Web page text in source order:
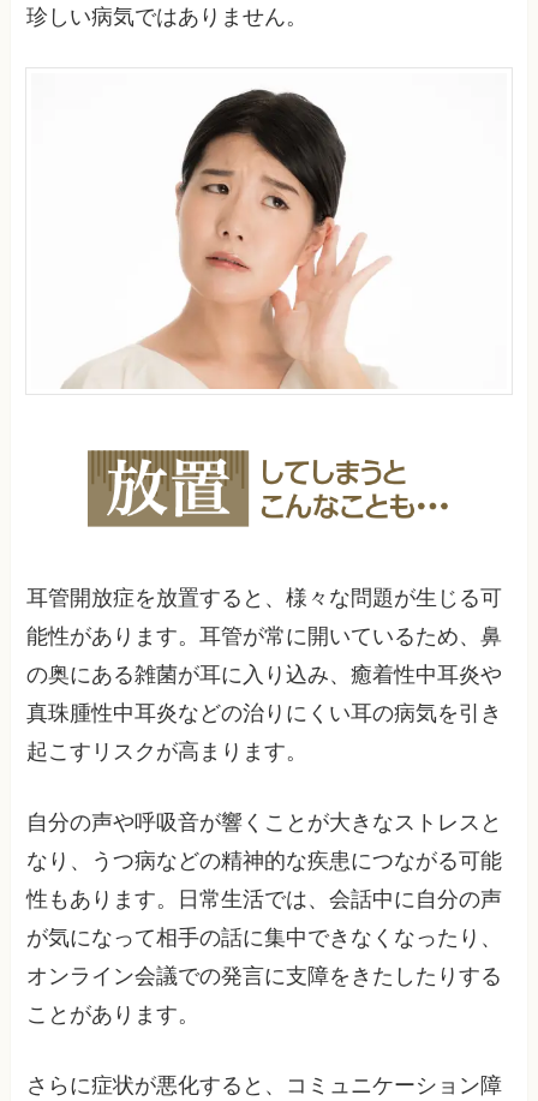
珍しい病気ではありません。
耳管開放症を放置すると、様々な問題が生じる可
能性があります。耳管が常に開いているため、鼻
の奥にある雑菌が耳に入り込み、癒着性中耳炎や
真珠腫性中耳炎などの治りにくい耳の病気を引き
起こすリスクが高まります。
自分の声や呼吸音が響くことが大きなストレスと
なり、うつ病などの精神的な疾患につながる可能
性もあります。日常生活では、会話中に自分の声
が気になって相手の話に集中できなくなったり、
オンライン会議での発言に支障をきたしたりする
ことがあります。
さらに症状が悪化すると、コミュニケーション障